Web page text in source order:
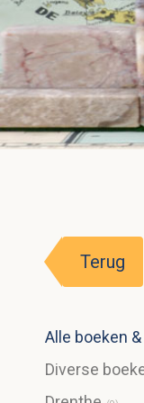
Terug
Alle boeken
Diverse